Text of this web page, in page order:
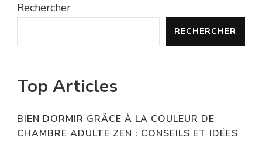
Rechercher
RECHERCHER
Top Articles
BIEN DORMIR GRÂCE À LA COULEUR DE
CHAMBRE ADULTE ZEN : CONSEILS ET IDÉES